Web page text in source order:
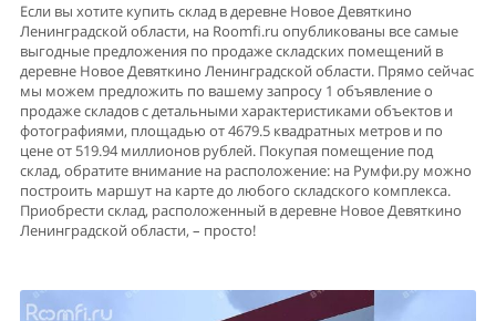
Если вы хотите купить склад в деревне Новое Девяткино
Ленинградской области, на Roomfi.ru опубликованы все самые
выгодные предложения по продаже складских помещений в
деревне Новое Девяткино Ленинградской области. Прямо сейчас
мы можем предложить по вашему запросу 1 объявление о
продаже складов с детальными характеристиками объектов и
фотографиями, площадью от 4679.5 квадратных метров и по
цене от 519.94 миллионов рублей. Покупая помещение под
склад, обратите внимание на расположение: на Румфи.ру можно
построить маршут на карте до любого складского комплекса.
Приобрести склад, расположенный в деревне Новое Девяткино
Ленинградской области, – просто!